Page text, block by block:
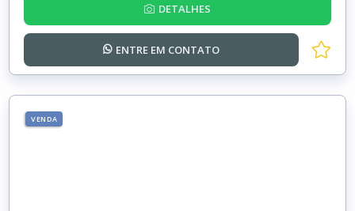
DETALHES
ENTRE EM CONTATO
VENDA